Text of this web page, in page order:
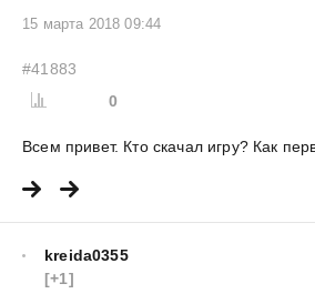
15 марта 2018 09:44
#41883
0
Всем привет. Кто скачал игру? Как
kreida0355
[+1]